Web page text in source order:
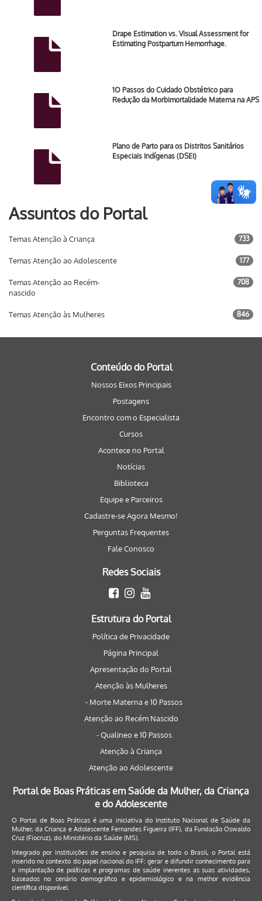
Drape Estimation vs. Visual Assessment for
Estimating Postpartum Hemorrhage.
1O Passos do Cuidado Obstétrico para
Redução da Morbimortalidade Materna na APS
Plano de Parto para os Distritos Sanitários
Especiais Indígenas (DSEI)
Assuntos do Portal
Temas Atenção à Criança 733
Temas Atenção ao Adolescente 177
Temas Atenção ao Recém-
nascido
708
Temas Atenção às Mulheres 846
Conteúdo do Portal
Nossos Eixos Principais
Postagens
Encontro com o Especialista
Cursos
Acontece no Portal
Notícias
Biblioteca
Equipe e Parceiros
Cadastre-se Agora Mesmo!
Perguntas Frequentes
Fale Conosco
Redes Sociais
Estrutura do Portal
Política de Privacidade
Página Principal
Apresentação do Portal
Atenção às Mulheres
- Morte Materna e 10 Passos
Atenção ao Recém Nascido
- Qualineo e 10 Passos
Atenção à Criança
Atenção ao Adolescente
Portal de Boas Práticas em Saúde da Mulher, da Criança
e do Adolescente
O Portal de Boas Práticas é uma iniciativa do Instituto Nacional de Saúde da
Mulher, da Criança e Adolescente Fernandes Figueira (IFF), da Fundação Oswaldo
Cruz (Fiocruz), do Ministério da Saúde (MS).
Integrado por instituições de ensino e pesquisa de todo o Brasil, o Portal está
inserido no contexto do papel nacional do IFF: gerar e difundir conhecimento para
a implantação de políticas e programas de saúde inerentes as suas atividades,
baseados no cenário demográfico e epidemiológico e na melhor evidência
científica disponível.